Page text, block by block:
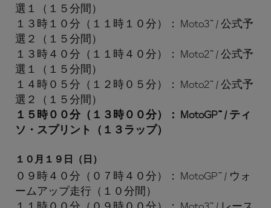
選１（１５分間）
１３時１０分（１１時１０分）： Moto3™ / 公式予
選２（１５分間）
１３時４０分（１１時４０分）： Moto2™ / 公式予
選１（１５分間）
１４時０５分（１２時０５分）： Moto2™ / 公式予
選２（１５分間）
１５時００分（１３時００分）： MotoGP™ / ティ
ソ・スプリント（１３ラップ）
１０月１９日（日）
０９時４０分（０７時４０分）： MotoGP™ / ウォ
ームアップ走行（１０分間）